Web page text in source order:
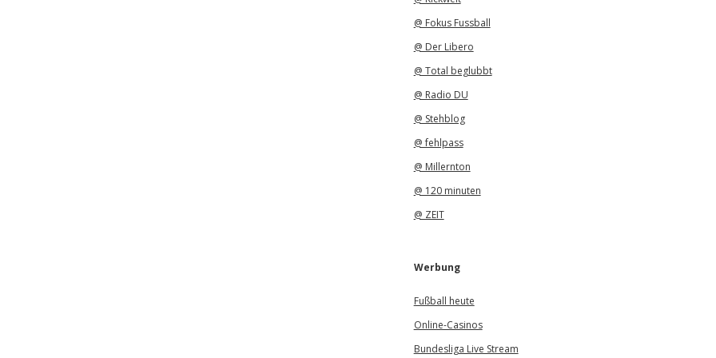
@ Fokus Fussball
@ Der Libero
@ Total beglubbt
@ Radio DU
@ Stehblog
@ fehlpass
@ Millernton
@ 120 minuten
@ ZEIT
Werbung
Fußball heute
Online-Casinos
Bundesliga Live Stream